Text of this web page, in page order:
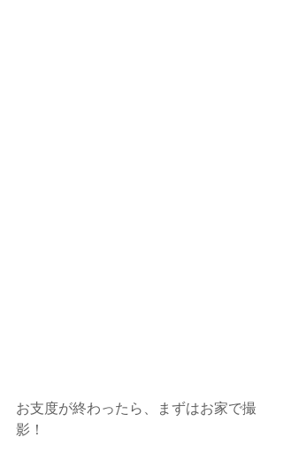
お支度が終わったら、まずはお家で撮
影！